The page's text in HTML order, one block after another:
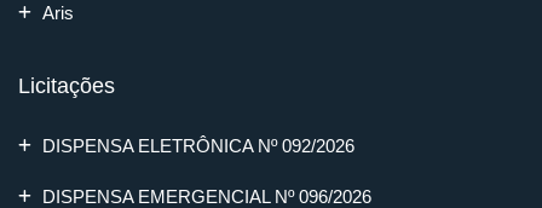
Aris
Licitações
DISPENSA ELETRÔNICA Nº 092/2026
DISPENSA EMERGENCIAL Nº 096/2026